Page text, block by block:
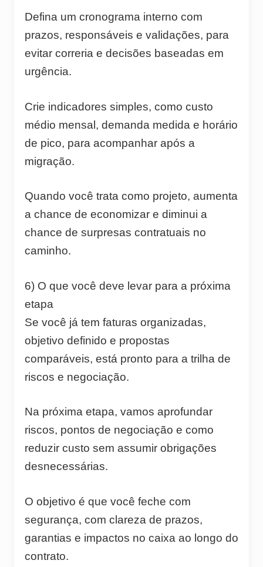
Defina um cronograma interno com
prazos, responsáveis e validações, para
evitar correria e decisões baseadas em
urgência.
Crie indicadores simples, como custo
médio mensal, demanda medida e horário
de pico, para acompanhar após a
migração.
Quando você trata como projeto, aumenta
a chance de economizar e diminui a
chance de surpresas contratuais no
caminho.
6) O que você deve levar para a próxima
etapa
Se você já tem faturas organizadas,
objetivo definido e propostas
comparáveis, está pronto para a trilha de
riscos e negociação.
Na próxima etapa, vamos aprofundar
riscos, pontos de negociação e como
reduzir custo sem assumir obrigações
desnecessárias.
O objetivo é que você feche com
segurança, com clareza de prazos,
garantias e impactos no caixa ao longo do
contrato.